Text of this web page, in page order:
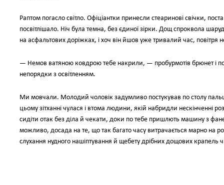
Раптом погасло світло. Офіціантки принесли стеаринові свічки,
посвітлішало. Ніч була темна, без єдиної зірки. Дощ спроквола
на асфальтових доріжках, і хоч він йшов уже тривалий час, повітря
— Немов ватяною ковдрою тебе накрили, — пробурмотів брюнет і
непорядки з освітленням.
Ми мовчали. Молодий чоловік задумливо постукував по столу
цьому зітханні чулася і втома людини, якій набридли нескінченні
сидіти отак без діла й чекати, доки по тебе пришлють машину з
можливо, досада на те, що так багато часу витрачається марно на
слухання нудного нашіптування й щебету дрібних дощових крапель